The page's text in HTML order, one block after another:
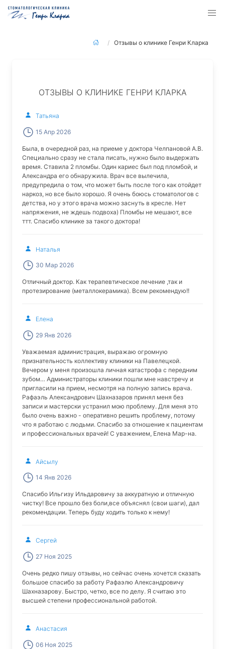
Отзывы о клинике Генри Кларка
ОТЗЫВЫ О КЛИНИКЕ ГЕНРИ КЛАРКА
Татьяна
15 Апр 2026
Была, в очередной раз, на приеме у доктора Челпановой А.В.
Специально сразу не стала писать, нужно было выдержать
время. Ставила 2 пломбы. Один кариес был под пломбой, и
Александра его обнаружила. Врач все вылечила,
предупредила о том, что может быть после того как отойдет
наркоз, но все было хорошо. Я очень боюсь стоматологов с
детства, но у этого врача можно заснуть в кресле. Нет
напряжения, не ждешь подвоха) Пломбы не мешают, все
ттт. Спасибо клинике за такого доктора!
Наталья
30 Мар 2026
Отличный доктор. Как терапевтическое лечение ,так и
протезирование (металлокерамика). Всем рекомендую!!
Елена
29 Янв 2026
Уважаемая администрация, выражаю огромную
признательность коллективу клиники на Павелецкой.
Вечером у меня произошла личная катастрофа с передним
зубом… Администраторы клиники пошли мне навстречу и
пригласили на прием, несмотря на полную запись врача.
Рафаэль Александрович Шахназаров принял меня без
записи и мастерски устранил мою проблему. Для меня это
было очень важно - оперативно решить проблему, потому
что я работаю с людьми. Спасибо за отношение к пациентам
и профессиональных врачей! С уважением, Елена Мар-на.
Айсылу
14 Янв 2026
Спасибо Ильгизу Ильдаровичу за аккуратную и отличную
чистку! Все прошло без боли,все объяснял (свои шаги), дал
рекомендации. Теперь буду ходить только к нему!
Сергей
27 Ноя 2025
Очень редко пишу отзывы, но сейчас очень хочется сказать
большое спасибо за работу Рафаэлю Александровичу
Шахназарову. Быстро, четко, все по делу. Я считаю это
высшей степени профессиональной работой.
Анастасия
06 Ноя 2025